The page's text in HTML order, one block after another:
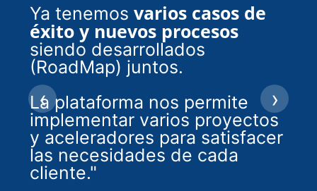
Ya tenemos varios casos de
éxito y nuevos procesos
siendo desarrollados
(RoadMap) juntos.
La plataforma nos permite
implementar varios proyectos
y aceleradores para satisfacer
las necesidades de cada
cliente."
‹ ›